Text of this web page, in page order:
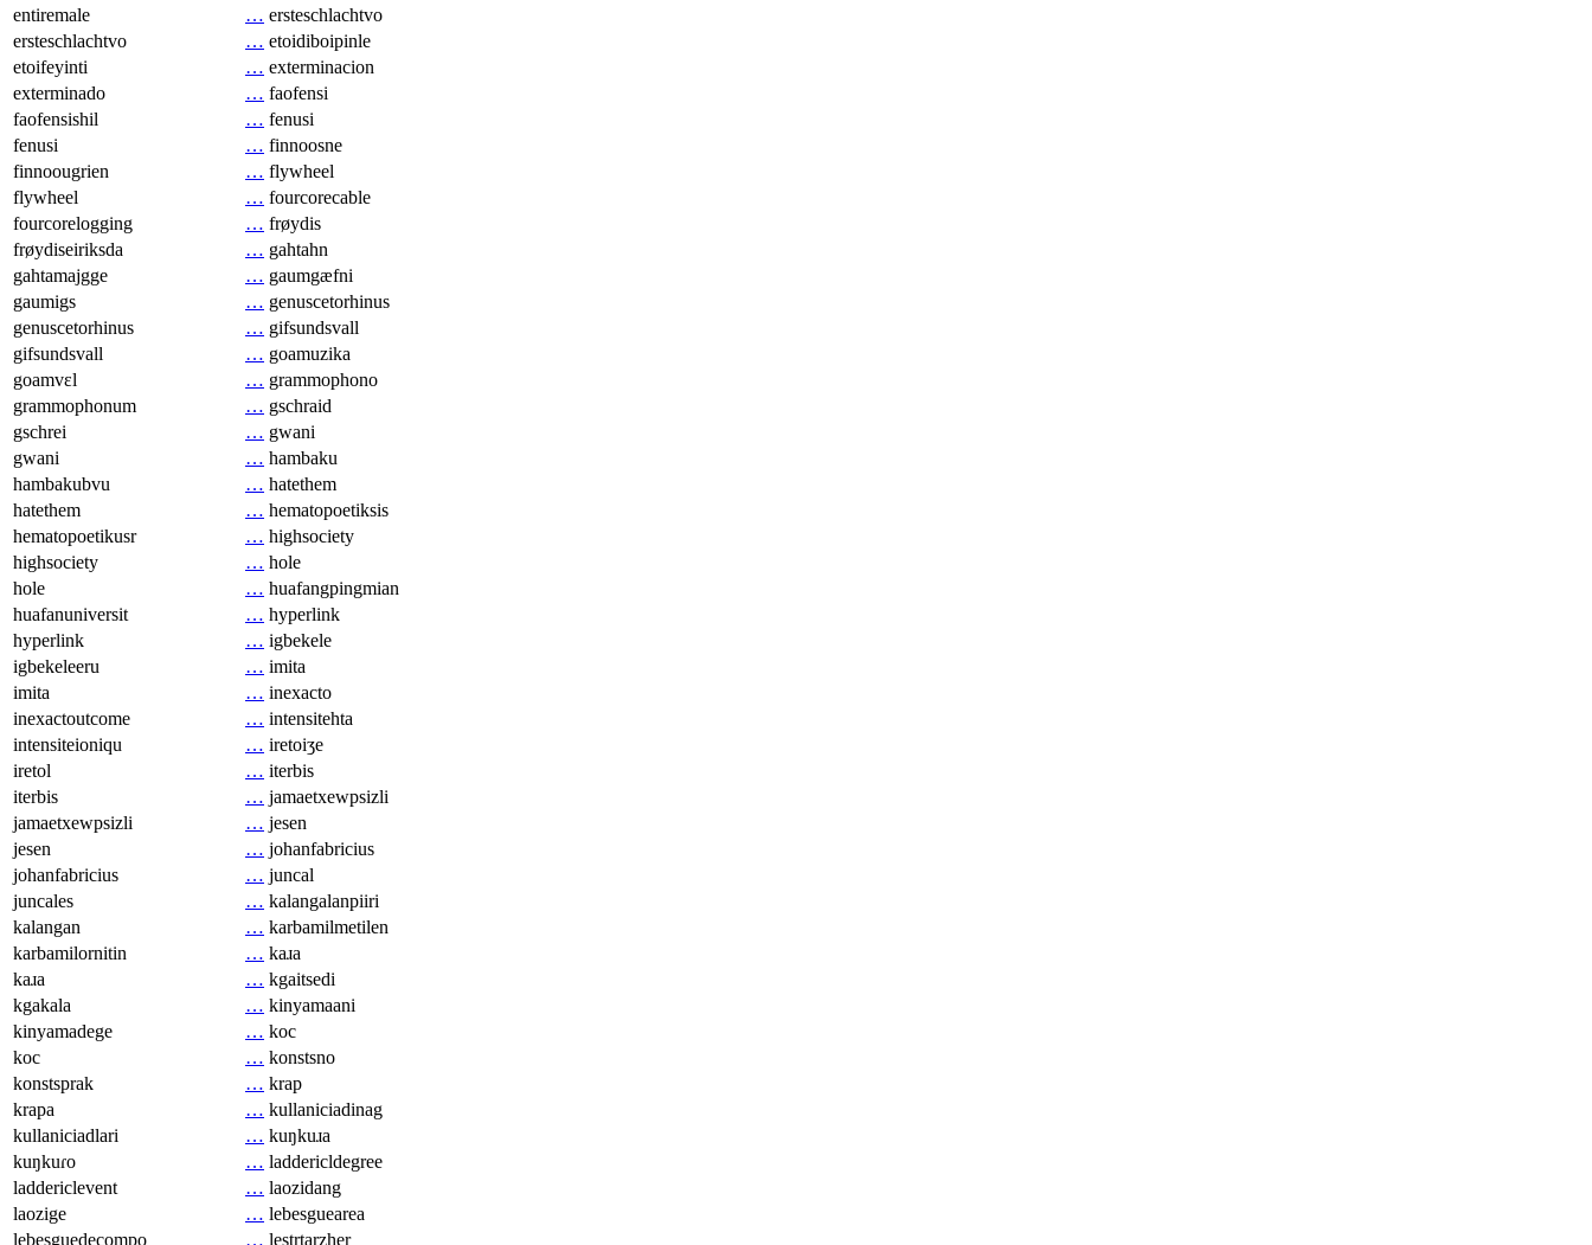
entiremale
… ersteschlachtvo
ersteschlachtvo
… etoidiboipinle
etoifeyinti
… exterminacion
exterminado
… faofensi
faofensishil
… fenusi
fenusi
… finnoosne
finnoougrien
… flywheel
flywheel
… fourcorecable
fourcorelogging
… frøydis
frøydiseiriksda
… gahtahn
gahtamajgge
… gaumgæfni
gaumigs
… genuscetorhinus
genuscetorhinus
… gifsundsvall
gifsundsvall
… goamuzika
goamvɛl
… grammophono
grammophonum
… gschraid
gschrei
… gwani
gwani
… hambaku
hambakubvu
… hatethem
hatethem
… hematopoetiksis
hematopoetikusr
… highsociety
highsociety
… hole
hole
… huafangpingmian
huafanuniversit
… hyperlink
hyperlink
… igbekele
igbekeleeru
… imita
imita
… inexacto
inexactoutcome
… intensitehta
intensiteioniqu
… iretoiʒe
iretol
… iterbis
iterbis
… jamaetxewpsizli
jamaetxewpsizli
… jesen
jesen
… johanfabricius
johanfabricius
… juncal
juncales
… kalangalanpiiri
kalangan
… karbamilmetilen
karbamilornitin
… kaɹa
kaɹa
… kgaitsedi
kgakala
… kinyamaani
kinyamadege
… koc
koc
… konstsno
konstsprak
… krap
krapa
… kullaniciadinag
kullaniciadlari
… kuŋkuɹa
kuŋkuɾo
… laddericldegree
laddericlevent
… laozidang
laozige
… lebesguearea
lebesguedecompo
… lestrtarzher